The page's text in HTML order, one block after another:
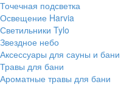
Точечная подсветка
Освещение Harvia
Светильники Tylo
Звездное небо
Аксессуары для сауны и бани
Травы для бани
Ароматные травы для бани